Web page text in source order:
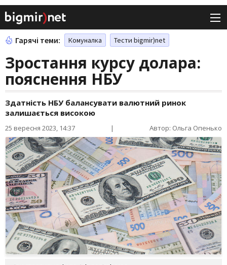
Гарячі теми: Комуналка Тести bigmir)net
Зростання курсу долара:
пояснення НБУ
Здатність НБУ балансувати валютний ринок
залишається високою
25 вересня 2023, 14:37 | Автор: Ольга Опенько